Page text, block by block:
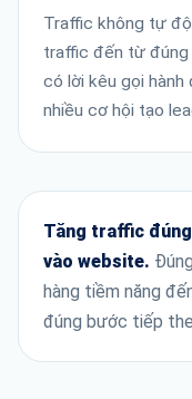
Traffic không tự
traffic đến từ đúng
có lời kêu gọi
nhiều cơ hội tạo
Tăng traffic
vào website.
hàng tiềm năng
đúng bước tiếp